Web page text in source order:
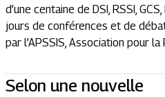
d’une centaine de DSI, RSSI,
jours de conférences et de
par l’APSSIS, Association pour
Selon une nouvelle